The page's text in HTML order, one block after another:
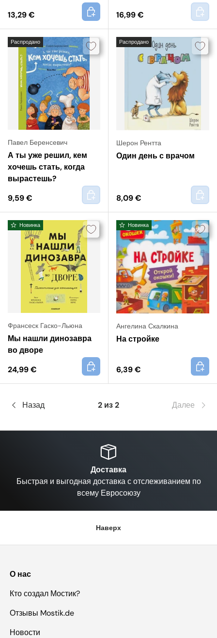
13,29 €
+
16,99 €
+
Распродано
Павел Беренсевич
А ты уже решил, кем
хочешь стать, когда
вырастешь?
9,59 €
+
Распродано
Шерон Рентта
Один день с врачом
8,09 €
+
Новинка
Франсеск Гаско-Льюна
Мы нашли динозавра
во дворе
24,99 €
+
Новинка
Ангелина Скалкина
На стройке
6,39 €
+
Назад 2 из 2 Далее
Доставка
Быстрая и выгодная доставка с отслеживанием по
всему Евросоюзу
Наверх
О нас
Кто создал Мостик?
Отзывы Mostik.de
Новости